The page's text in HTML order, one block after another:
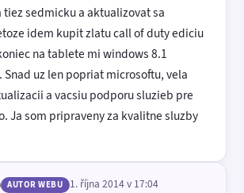
sedmicku a aktualizovat sa
idem kupit zlatu call of duty ediciu
na tablete mi windows 8.1
uz len popriat microsoftu, vela
a vacsiu podporu sluzieb pre
Ja som pripraveny za kvalitne sluzby
AUTOR WEBU 1. října 2014 v 17:04